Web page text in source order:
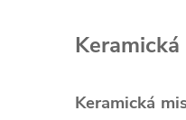
Keramická